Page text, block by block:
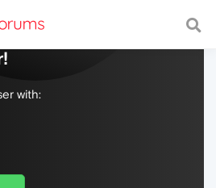
with a fast and
with: